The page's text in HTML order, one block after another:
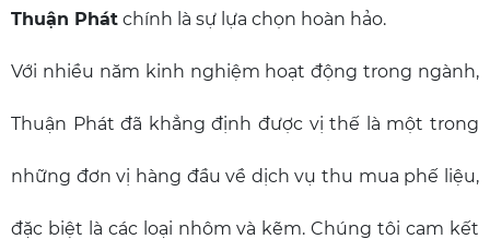
Thuận Phát chính là sự lựa chọn hoàn hảo.
Với nhiều năm kinh nghiệm hoạt động trong ngành,
Thuận Phát đã khẳng định được vị thế là một trong
những đơn vị hàng đầu về dịch vụ thu mua phế liệu,
đặc biệt là các loại nhôm và kẽm. Chúng tôi cam kết